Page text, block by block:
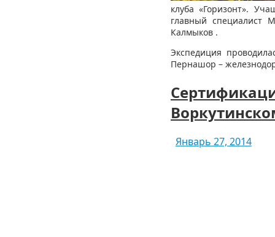
клуба «Горизонт».
главный специалист
Калмыков .
Экспедиция
Пернашор –
Январь 27, 2014